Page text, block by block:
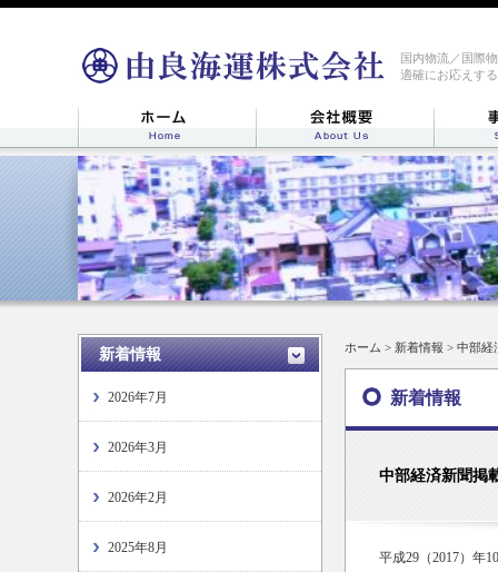
国内物流／国際
適確にお応えす
ホーム > 新着情報 > 中部
新着情報
中部経済新聞掲
平成29（2017）年
新着情報
2026年7月
2026年3月
2026年2月
2025年8月